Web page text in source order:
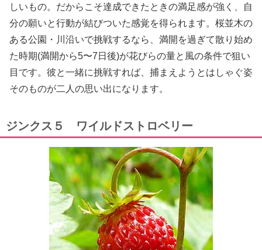
しいもの。だからこそ達成できたときの満足感が強く、自
分の願いと行動が結びついた感覚を得られます。桜並木の
ある公園・川沿いで挑戦するなら、満開を過ぎて散り始め
た時期(満開から5〜7日後)が花びらの量と風の条件で狙い
目です。彼と一緒に挑戦すれば、捕まえようとはしゃぐ姿
そのものが二人の思い出になります。
ジンクス５ ワイルドストロベリー